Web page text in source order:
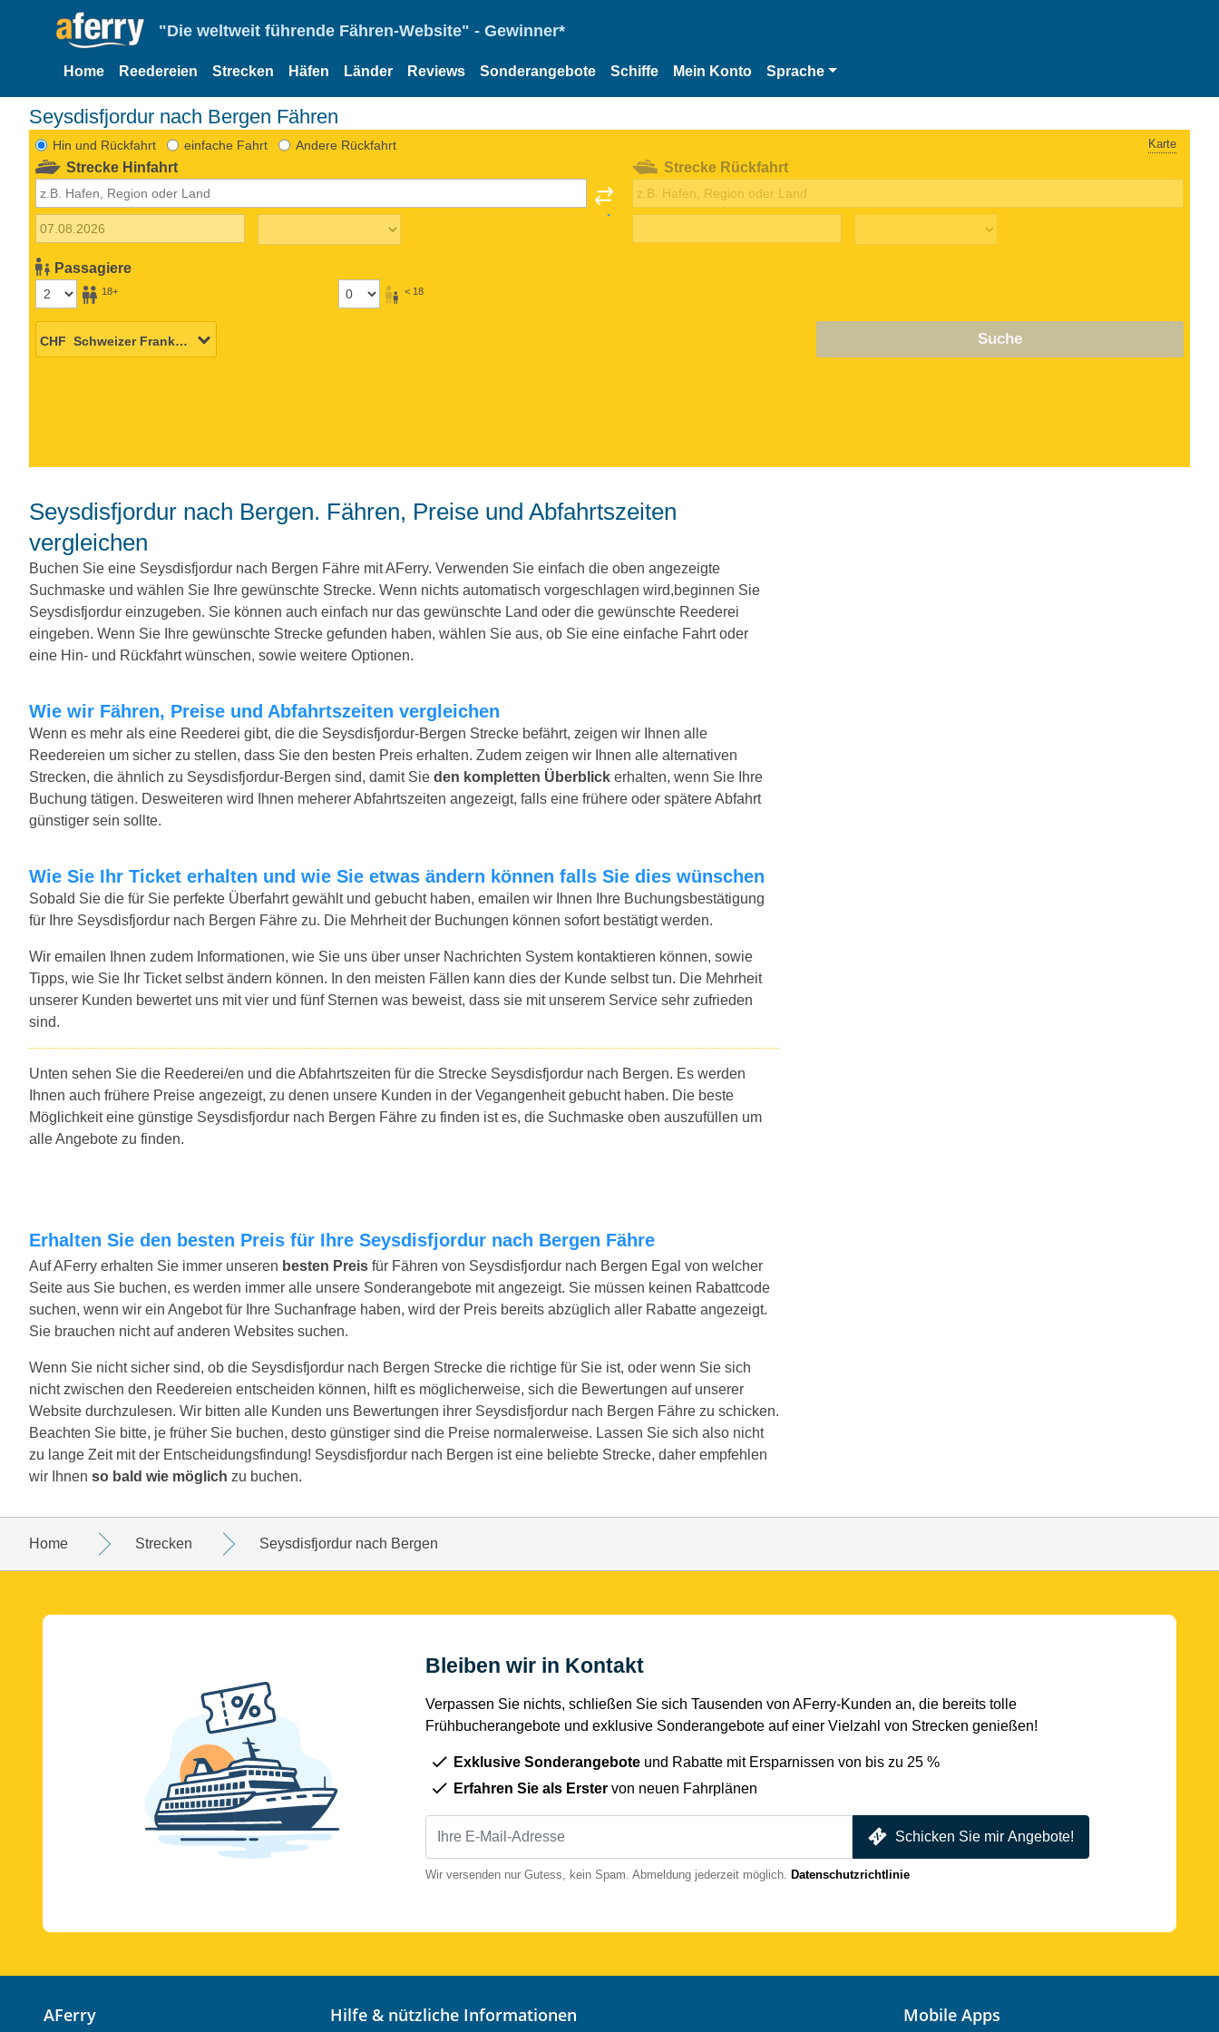
"Die weltweit führende Fähren-Website" - Gewinner*
Home Reedereien Strecken Häfen Länder Reviews Sonderangebote Schiffe Mein Konto Sprache
Seysdisfjordur nach Bergen Fähren
Hin und Rückfahrt einfache Fahrt Andere Rückfahrt Karte
Strecke Hinfahrt
Passagiere
18+ < 18
Strecke Rückfahrt
Suche
Seysdisfjordur nach Bergen. Fähren, Preise und Abfahrtszeiten
vergleichen
Buchen Sie eine Seysdisfjordur nach Bergen Fähre mit AFerry. Verwenden Sie einfach die oben angezeigte
Suchmaske und wählen Sie Ihre gewünschte Strecke. Wenn nichts automatisch vorgeschlagen wird,beginnen Sie
Seysdisfjordur einzugeben. Sie können auch einfach nur das gewünschte Land oder die gewünschte Reederei
eingeben. Wenn Sie Ihre gewünschte Strecke gefunden haben, wählen Sie aus, ob Sie eine einfache Fahrt oder
eine Hin- und Rückfahrt wünschen, sowie weitere Optionen.
Wie wir Fähren, Preise und Abfahrtszeiten vergleichen
Wenn es mehr als eine Reederei gibt, die die Seysdisfjordur-Bergen Strecke befährt, zeigen wir Ihnen alle
Reedereien um sicher zu stellen, dass Sie den besten Preis erhalten. Zudem zeigen wir Ihnen alle alternativen
Strecken, die ähnlich zu Seysdisfjordur-Bergen sind, damit Sie den kompletten Überblick erhalten, wenn Sie Ihre
Buchung tätigen. Desweiteren wird Ihnen meherer Abfahrtszeiten angezeigt, falls eine frühere oder spätere Abfahrt
günstiger sein sollte.
Wie Sie Ihr Ticket erhalten und wie Sie etwas ändern können falls Sie dies wünschen
Sobald Sie die für Sie perfekte Überfahrt gewählt und gebucht haben, emailen wir Ihnen Ihre Buchungsbestätigung
für Ihre Seysdisfjordur nach Bergen Fähre zu. Die Mehrheit der Buchungen können sofort bestätigt werden.
Wir emailen Ihnen zudem Informationen, wie Sie uns über unser Nachrichten System kontaktieren können, sowie
Tipps, wie Sie Ihr Ticket selbst ändern können. In den meisten Fällen kann dies der Kunde selbst tun. Die Mehrheit
unserer Kunden bewertet uns mit vier und fünf Sternen was beweist, dass sie mit unserem Service sehr zufrieden
sind.
Unten sehen Sie die Reederei/en und die Abfahrtszeiten für die Strecke Seysdisfjordur nach Bergen. Es werden
Ihnen auch frühere Preise angezeigt, zu denen unsere Kunden in der Vegangenheit gebucht haben. Die beste
Möglichkeit eine günstige Seysdisfjordur nach Bergen Fähre zu finden ist es, die Suchmaske oben auszufüllen um
alle Angebote zu finden.
Erhalten Sie den besten Preis für Ihre Seysdisfjordur nach Bergen Fähre
Auf AFerry erhalten Sie immer unseren besten Preis für Fähren von Seysdisfjordur nach Bergen Egal von welcher
Seite aus Sie buchen, es werden immer alle unsere Sonderangebote mit angezeigt. Sie müssen keinen Rabattcode
suchen, wenn wir ein Angebot für Ihre Suchanfrage haben, wird der Preis bereits abzüglich aller Rabatte angezeigt.
Sie brauchen nicht auf anderen Websites suchen.
Wenn Sie nicht sicher sind, ob die Seysdisfjordur nach Bergen Strecke die richtige für Sie ist, oder wenn Sie sich
nicht zwischen den Reedereien entscheiden können, hilft es möglicherweise, sich die Bewertungen auf unserer
Website durchzulesen. Wir bitten alle Kunden uns Bewertungen ihrer Seysdisfjordur nach Bergen Fähre zu schicken.
Beachten Sie bitte, je früher Sie buchen, desto günstiger sind die Preise normalerweise. Lassen Sie sich also nicht
zu lange Zeit mit der Entscheidungsfindung! Seysdisfjordur nach Bergen ist eine beliebte Strecke, daher empfehlen
wir Ihnen so bald wie möglich zu buchen.
Home Strecken Seysdisfjordur nach Bergen
Bleiben wir in Kontakt
Verpassen Sie nichts, schließen Sie sich Tausenden von AFerry-Kunden an, die bereits tolle
Frühbucherangebote und exklusive Sonderangebote auf einer Vielzahl von Strecken genießen!
Exklusive Sonderangebote und Rabatte mit Ersparnissen von bis zu 25 %
Erfahren Sie als Erster von neuen Fahrplänen
Schicken Sie mir Angebote!
Wir versenden nur Gutess, kein Spam. Abmeldung jederzeit möglich. Datenschutzrichtlinie
AFerry Hilfe & nützliche Informationen Mobile Apps